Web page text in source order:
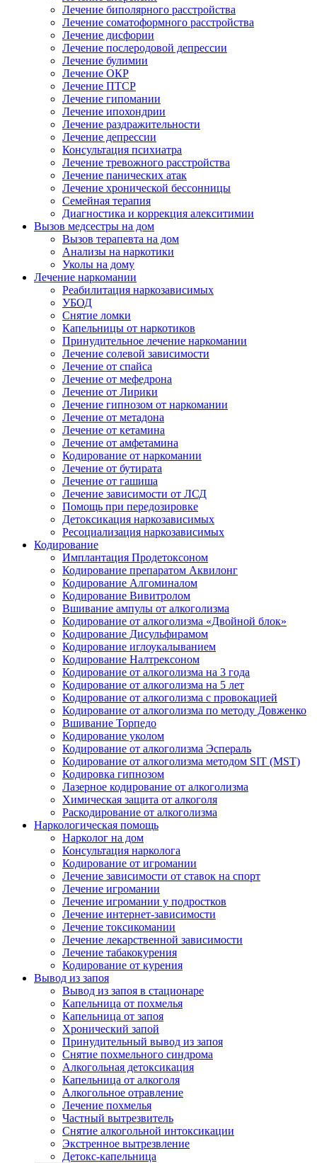
Лечение биполярного расстройства
Лечение соматоформного расстройства
Лечение дисфории
Лечение послеродовой депрессии
Лечение булимии
Лечение ОКР
Лечение ПТСР
Лечение гипомании
Лечение ипохондрии
Лечение раздражительности
Лечение депрессии
Консультация психиатра
Лечение тревожного расстройства
Лечение панических атак
Лечение хронической бессонницы
Семейная терапия
Диагностика и коррекция алекситимии
Вызов медсестры на дом
Вызов терапевта на дом
Анализы на наркотики
Уколы на дому
Лечение наркомании
Реабилитация наркозависимых
УБОД
Снятие ломки
Капельницы от наркотиков
Принудительное лечение наркомании
Лечение солевой зависимости
Лечение от спайса
Лечение от мефедрона
Лечение от Лирики
Лечение гипнозом от наркомании
Лечение от метадона
Лечение от кетамина
Лечение от амфетамина
Кодирование от наркомании
Лечение от бутирата
Лечение от гашиша
Лечение зависимости от ЛСД
Помощь при передозировке
Детоксикация наркозависимых
Ресоциализация наркозависимых
Кодирование
Имплантация Продетоксоном
Кодирование препаратом Аквилонг
Кодирование Алгоминалом
Кодирование Вивитролом
Вшивание ампулы от алкоголизма
Кодирование от алкоголизма «Двойной блок»
Кодирование Дисульфирамом
Кодирование иглоукалыванием
Кодирование Налтрексоном
Кодирование от алкоголизма на 3 года
Кодирование от алкоголизма на 5 лет
Кодирование от алкоголизма с провокацией
Кодирование от алкоголизма по методу Довженко
Вшивание Торпедо
Кодирование уколом
Кодирование от алкоголизма Эспераль
Кодирование от алкоголизма методом SIT (MST)
Кодировка гипнозом
Лазерное кодирование от алкоголизма
Химическая защита от алкоголя
Раскодирование от алкоголизма
Наркологическая помощь
Нарколог на дом
Консультация нарколога
Кодирование от игромании
Лечение зависимости от ставок на спорт
Лечение игромании
Лечение игромании у подростков
Лечение интернет-зависимости
Лечение токсикомании
Лечение лекарственной зависимости
Лечение табакокурения
Кодирование от курения
Вывод из запоя
Вывод из запоя в стационаре
Капельница от похмелья
Капельница от запоя
Хронический запой
Принудительный вывод из запоя
Снятие похмельного синдрома
Алкогольная детоксикация
Капельница от алкоголя
Алкогольное отравление
Лечение похмелья
Частный вытрезвитель
Снятие алкогольной интоксикации
Экстренное вытрезвление
Детокс-капельница